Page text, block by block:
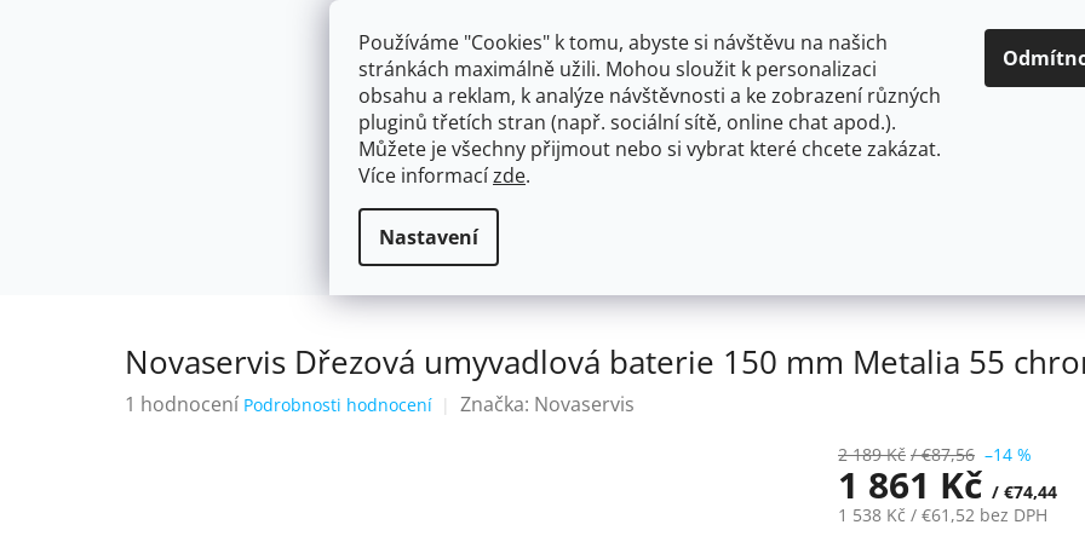
Používáme "Cookies" k tomu, abyste si návštěvu na našich
stránkách maximálně užili. Mohou sloužit k personalizaci
obsahu a reklam, k analýze návštěvnosti a ke zobrazení různých
pluginů třetích stran (např. sociální sítě, online chat apod.).
Můžete je všechny přijmout nebo si vybrat které chcete zakázat.
Více informacízde.
Nastavení
HLEDAT
NÁSTĚNNÉ 150/100MM SE SPRCHOU
Nástěnné 150/100mm ROZTEČ 150 mm
Novaservis Dřezová umyvadlová baterie 150 mm Metalia 55
Průměrné
1 hodnocení Podrobnosti hodnocení Značka: Novaservis
2 189 Kč / €87,56 –14 %
1 861 Kč / €74,44
1 538 Kč / €61,52 bez DPH